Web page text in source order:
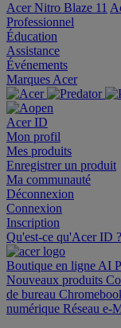
Acer Nitro Blaze 11
Professionnel
Éducation
Assistance
Événements
Marques Acer
Acer ID
Mon profil
Mes produits
Enregistrer un produit
Ma communauté
Déconnexion
Connexion
Inscription
Qu'est-ce qu'Acer ID ?
Boutique en ligne AI
Nouveaux produits
de bureau
numérique Réseau e-